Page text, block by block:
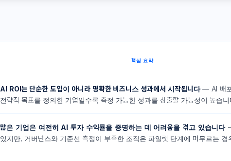
핵심 요약
AI ROI는 단순한 도입이 아니라 명확한 비즈니스 성과에서 시작됩니다— AI 배
전략적 목표를 정의한 기업일수록 측정 가능한 성과를 창출할 가능성이 높습니
많은 기업은 여전히 AI 투자 수익률을 증명하는 데 어려움을 겪고 있습니다—
있지만, 거버넌스와 기준선 측정이 부족한 조직은 파일럿 단계에 머무르는 경